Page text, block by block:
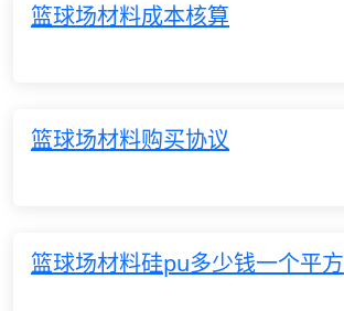
篮球场材料成本核算
篮球场材料购买协议
篮球场材料硅pu多少钱一个平方